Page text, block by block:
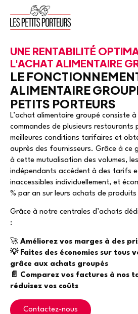
UNE RENTABILITÉ
L'ACHAT ALIMENTAIRE
LE
ALIMENTAIRE
PETITS PORTEURS
L’achat alimentaire groupé consiste
commandes de plusieurs restaurants
meilleures conditions tarifaires et
auprès des fournisseurs. Grâce à ce
à cette mutualisation des volumes,
indépendants accèdent à des tarifs
inaccessibles individuellement, et
% par an sur leurs achats de produits
Grâce à notre centrales d’achats
:
🚀 Améliorez vos marges à des
💡 Faites des économies sur tous
grâce aux achats groupés
📄 Comparez vos factures à nos
réduisez vos coûts
Contactez-nous